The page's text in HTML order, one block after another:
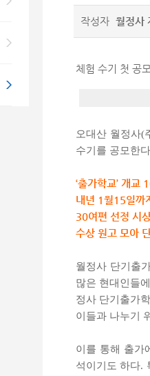
작성자 월정사
체험 수기 첫 공모
오대산 월정사(
수기를 공모한
‘출가학교’ 개교
내년 1월15일까
30여편 선정 시
수상 원고 모아
월정사 단기출
많은 현대인들
정사 단기출가
이들과 나누기
이를 통해 출가
석이기도 하다.